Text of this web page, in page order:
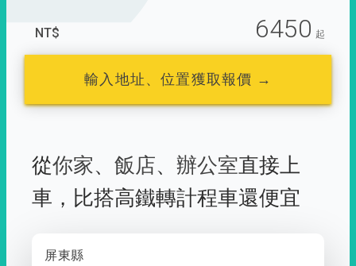
NT$ 6450 起
輸入地址、位置獲取報價 →
從你家、 飯店、 辦公室直接上
車， 比搭高鐵轉計程車還便宜
屏東縣